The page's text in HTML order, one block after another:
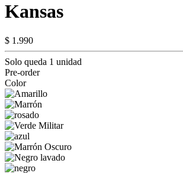
Kansas
$ 1.990
Solo queda 1 unidad
Pre-order
Color